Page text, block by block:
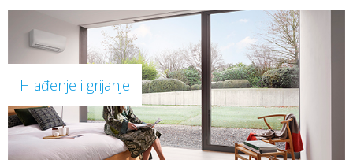
Hlađenje i grijanje